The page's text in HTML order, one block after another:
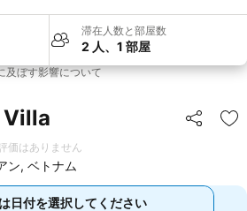
滞在人数と部屋数
2 人、1 部屋
及ぼす影響について
Villa シェア
お
価はありません
ン, ベトナム
日付を選択してください
日付を選択してください